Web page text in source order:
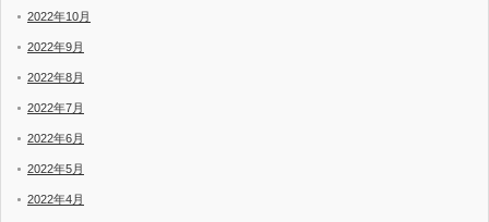
2022年10月
2022年9月
2022年8月
2022年7月
2022年6月
2022年5月
2022年4月